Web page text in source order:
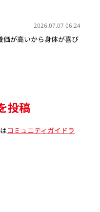
2026.07.07 06:24
価が高いから身体が喜び
投稿
コミュニティガイドラ